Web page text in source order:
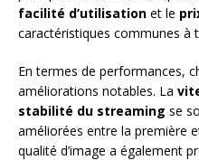
facilité d’utilisation et le
caractéristiques communes à
En termes de performances,
améliorations notables. La
stabilité du streaming se
améliorées entre la première
qualité d’image a également